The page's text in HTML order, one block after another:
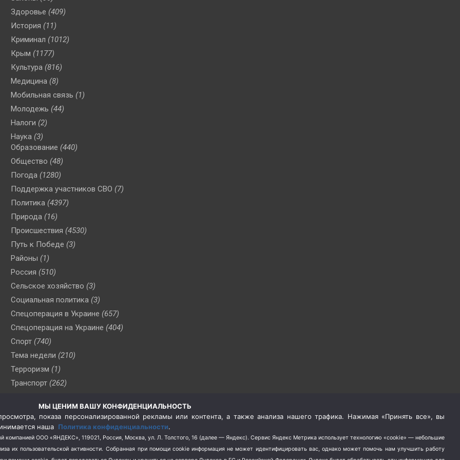
Здоровье (409)
История (11)
Криминал (1012)
Крым (1177)
Культура (816)
Медицина (8)
Мобильная связь (1)
Молодежь (44)
Налоги (2)
Наука (3)
Образование (440)
Общество (48)
Погода (1280)
Поддержка участников СВО (7)
Политика (4397)
Природа (16)
Происшествия (4530)
Путь к Победе (3)
Районы (1)
Россия (510)
Сельское хозяйство (3)
Социальная политика (3)
Спецоперация в Украине (657)
Спецоперация на Украине (404)
Спорт (740)
Тема недели (210)
Терроризм (1)
Транспорт (262)
(76)
Цены (2)
Школа и спорт (2)
Экология (8)
МЫ ЦЕНИМ ВАШУ КОНФИДЕНЦИАЛЬНОСТЬ
показа персонализированной рекламы или контента, а также анализа нашего трафика. Нажимая «Принять все», вы
наша Политика конфиденциальности.
компанией ООО «ЯНДЕКС», 119021, Россия, Москва, ул. Л. Толстого, 16 (далее — Яндекс). Сервис Яндекс Метрика использует технологию «cookie» — небольшие
их пользовательской активности. Собранная при помощи cookie информация не может идентифицировать вас, однако может помочь нам улучшить работу